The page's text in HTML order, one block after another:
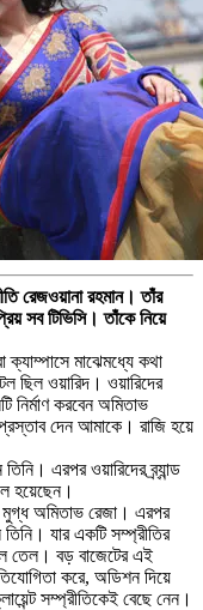
রেজওয়ানা রহমান। তাঁর
সব টিভিসি। তাঁকে নিয়ে
ক্যাম্পাসে মাঝেমধ্যে কথা
ছিল ওয়ারিদ। ওয়ারিদের
নির্মাণ করবেন অমিতাভ
দেন আমাকে। রাজি হয়ে
এরপর ওয়ারিদের ব্র্যান্ড
হয়েছেন।
মুগ্ধ অমিতাভ রেজা। এরপর
যার একটি সম্প্রীতির
তেল। বড় বাজেটের এই
করে, অডিশন দিয়ে
সম্প্রীতিকেই বেছে নেন।